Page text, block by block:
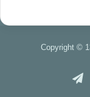
وبه قلب بگوييد
Copyright ©